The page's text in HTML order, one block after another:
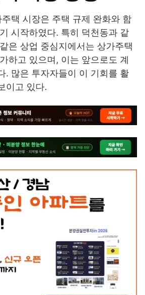
택 시장은 주택 규제 완화와 함
시작하였다. 특히 덕천동과 같
은 상업 중심지에서는 상가주택
하고 있으며, 이는 앞으로도 계
. 많은 투자자들이 이 기회를 활
이고 있다.